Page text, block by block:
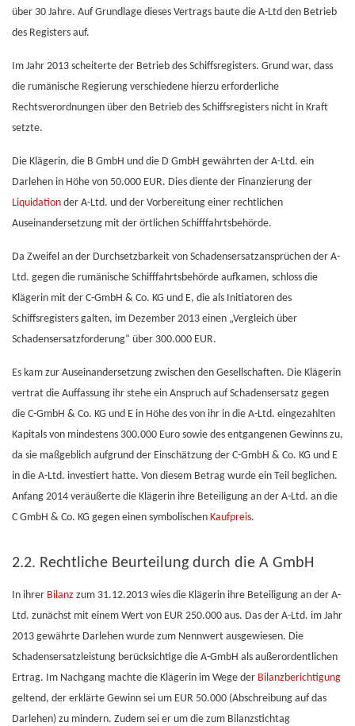
über 30 Jahre. Auf Grundlage dieses Vertrags baute die A-Ltd den Betrieb
des Registers auf.
Im Jahr 2013 scheiterte der Betrieb des Schiffsregisters. Grund war, dass
die rumänische Regierung verschiedene hierzu erforderliche
Rechtsverordnungen über den Betrieb des Schiffsregisters nicht in Kraft
setzte.
Die Klägerin, die B GmbH und die D GmbH gewährten der A-Ltd. ein
Darlehen in Höhe von 50.000 EUR. Dies diente der Finanzierung der
Liquidation der A-Ltd. und der Vorbereitung einer rechtlichen
Auseinandersetzung mit der örtlichen Schifffahrtsbehörde.
Da Zweifel an der Durchsetzbarkeit von Schadensersatzansprüchen der A-
Ltd. gegen die rumänische Schifffahrtsbehörde aufkamen, schloss die
Klägerin mit der C-GmbH & Co. KG und E, die als Initiatoren des
Schiffsregisters galten, im Dezember 2013 einen „Vergleich über
Schadensersatzforderung“ über 300.000 EUR.
Es kam zur Auseinandersetzung zwischen den Gesellschaften. Die Klägerin
vertrat die Auffassung ihr stehe ein Anspruch auf Schadensersatz gegen
die C-GmbH & Co. KG und E in Höhe des von ihr in die A-Ltd. eingezahlten
Kapitals von mindestens 300.000 Euro sowie des entgangenen Gewinns zu,
da sie maßgeblich aufgrund der Einschätzung der C-GmbH & Co. KG und E
in die A-Ltd. investiert hatte. Von diesem Betrag wurde ein Teil beglichen.
Anfang 2014 veräußerte die Klägerin ihre Beteiligung an der A-Ltd. an die
C GmbH & Co. KG gegen einen symbolischen Kaufpreis.
2.2. Rechtliche Beurteilung durch die A GmbH
In ihrer Bilanz zum 31.12.2013 wies die Klägerin ihre Beteiligung an der A-
Ltd. zunächst mit einem Wert von EUR 250.000 aus. Das der A-Ltd. im Jahr
2013 gewährte Darlehen wurde zum Nennwert ausgewiesen. Die
Schadensersatzleistung berücksichtige die A-GmbH als außerordentlichen
Ertrag. Im Nachgang machte die Klägerin im Wege der Bilanzberichtigung
geltend, der erklärte Gewinn sei um EUR 50.000 (Abschreibung auf das
Darlehen) zu mindern. Zudem sei er um die zum Bilanzstichtag